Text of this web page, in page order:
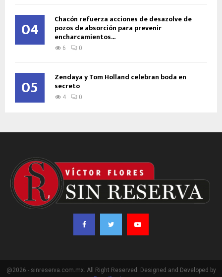
04 Chacón refuerza acciones de desazolve de
pozos de absorción para prevenir
encharcamientos...
6 0
05 Zendaya y Tom Holland celebran boda en
secreto
4 0
@2026 - sinreserva.com.mx. All Right Reserved. Designed and Developed by